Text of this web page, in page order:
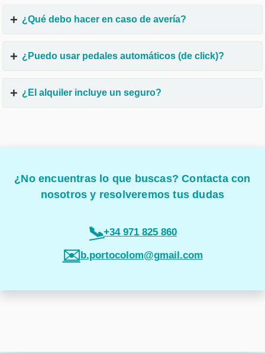
¿Qué debo hacer en caso de avería?
¿Puedo usar pedales automáticos (de click)?
¿El alquiler incluye un seguro?
¿No encuentras lo que buscas? Contacta con
nosotros y resolveremos tus dudas
📞+34 971 825 860
✉️b.portocolom@gmail.com